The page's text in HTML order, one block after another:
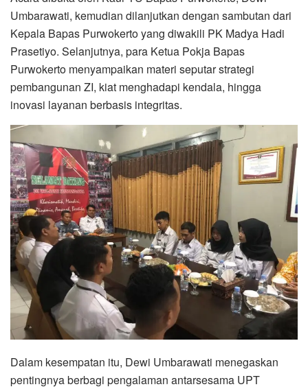
Umbarawati, kemudian dilanjutkan dengan sambutan dari
Kepala Bapas Purwokerto yang diwakili PK Madya Hadi
Prasetiyo. Selanjutnya, para Ketua Pokja Bapas
Purwokerto menyampaikan materi seputar strategi
pembangunan ZI, kiat menghadapi kendala, hingga
inovasi layanan berbasis integritas.
Dalam kesempatan itu, Dewi Umbarawati menegaskan
pentingnya berbagi pengalaman antarsesama UPT